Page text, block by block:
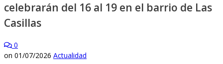
celebrarán del 16 al 19 en el barrio de Las
Casillas
0
on 01/07/2026 Actualidad